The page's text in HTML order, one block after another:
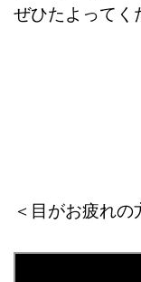
ぜひたよってく
＜目がお疲れ